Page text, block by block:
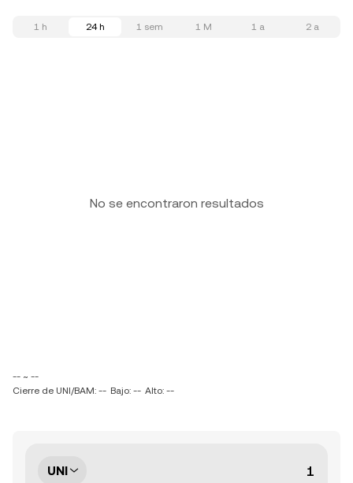
1 h 24 h 1 sem 1 M 1 a 2 a
No se encontraron resultados
-- ~ --
Cierre de UNI/BAM: -- Bajo: -- Alto: --
UNI